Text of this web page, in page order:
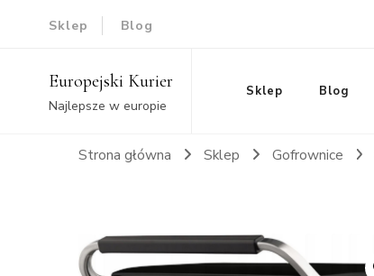
Sklep Blog
Europejski Kurier
Najlepsze w europie
Sklep Blog
Strona główna Sklep Gofrownice